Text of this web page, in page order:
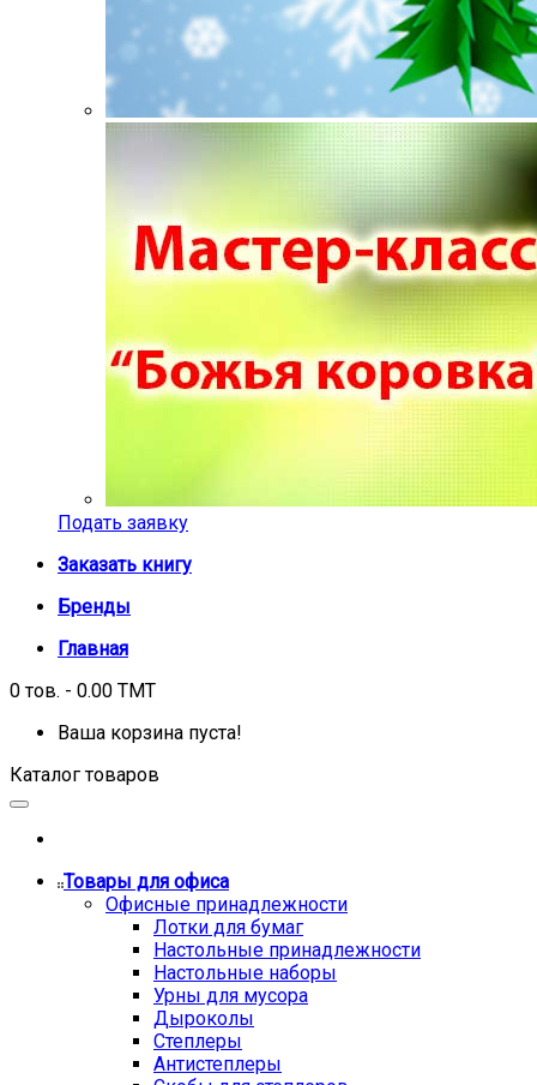
Подать заявку
Заказать книгу
Бренды
Главная
0 тов. - 0.00 TMT
Ваша корзина пуста!
Каталог товаров
Товары для офиса
Офисные принадлежности
Лотки для бумаг
Настольные принадлежности
Настольные наборы
Урны для мусора
Дыроколы
Степлеры
Антистеплеры